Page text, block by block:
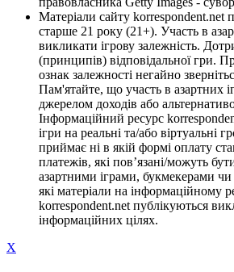
Матеріали сайту korrespondent.net
старше 21 року (21+). Участь в
викликати ігрову залежність.
(принципів) відповідальної гри.
ознак залежності негайно
Пам'ятайте, що участь в азартних
джерелом доходів або
Інформаційний ресурс
ігри на реальні та/або віртуальні
приймає ні в якій формі оплату
платежів, які пов’язані/можуть
азартними іграми, букмекерами чи
які матеріали на інформаційному
korrespondent.net публікуються
інформаційних цілях.
X